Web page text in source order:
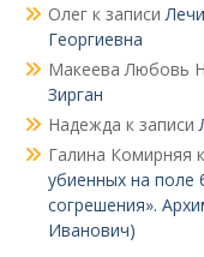
Олег к записи
Георгиевна
Макеева Любовь
Зирган
Надежда к записи
Галина Комирняя
убиенных на поле
согрешения».
Иванович)